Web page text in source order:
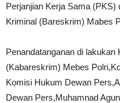
Perjanjian Kerja Sama (PKS)
Kriminal (Bareskrim) Mabes
Penandatanganan di
(Kabareskrim) Mebes
Komisi Hukum Dewan
Dewan Pers,Muhamnad